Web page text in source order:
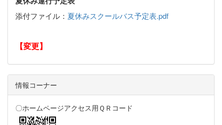
添付ファイル： 夏休みスクールバス予定表.pdf
【変更】
情報コーナー
〇ホームページアクセス用ＱＲコード